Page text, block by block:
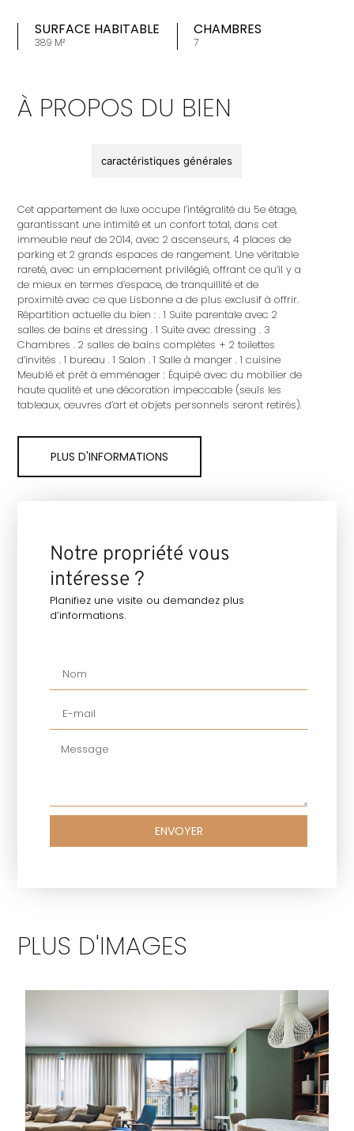
SURFACE HABITABLE
389 M²
CHAMBRES
7
À PROPOS DU BIEN
caractéristiques générales
Cet appartement de luxe occupe l’intégralité du 5e étage,
garantissant une intimité et un confort total, dans cet
immeuble neuf de 2014, avec 2 ascenseurs, 4 places de
parking et 2 grands espaces de rangement. Une véritable
rareté, avec un emplacement privilégié, offrant ce qu’il y a
de mieux en termes d’espace, de tranquillité et de
proximité avec ce que Lisbonne a de plus exclusif à offrir.
Répartition actuelle du bien : . 1 Suite parentale avec 2
salles de bains et dressing . 1 Suite avec dressing . 3
Chambres . 2 salles de bains complètes + 2 toilettes
d’invités . 1 bureau . 1 Salon . 1 Salle à manger . 1 cuisine
Meublé et prêt à emménager : Équipé avec du mobilier de
haute qualité et une décoration impeccable (seuls les
tableaux, œuvres d’art et objets personnels seront retirés).
PLUS D'INFORMATIONS
Notre propriété vous
intéresse ?
Planifiez une visite ou demandez plus
d’informations.
ENVOYER
PLUS D'IMAGES